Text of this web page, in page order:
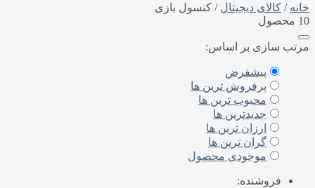
خانه / کالای دیجیتال / کنسول بازی
10 محصول
مرتب سازی بر اساس:
پیشفرض
پرفروش ترین ها
محبوب ترین ها
جدیدترین ها
ارزان ترین ها
گران ترین ها
موجودی محصول
فروشنده: